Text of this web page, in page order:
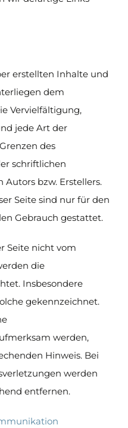
erstellten Inhalte und
dem
Vervielfältigung,
jede Art der
des
schriftlichen
bzw. Erstellers.
Seite sind nur für den
Gebrauch gestattet.
Seite nicht vom
die
Insbesondere
gekennzeichnet.
werden,
Hinweis. Bei
werden
entfernen.